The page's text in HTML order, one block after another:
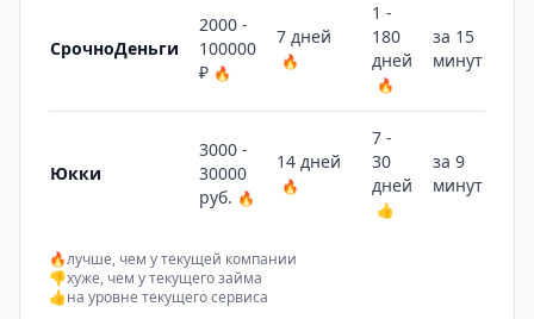
СрочноДеньги
2000 -
100000
₽ 🔥
7 дней
🔥
1 -
180
дней
🔥
за 15
минут
Юкки
3000 -
30000
руб. 🔥
14 дней
🔥
7 -
30
дней
👍
за 9
минут
🔥лучше, чем у текущей компании
👎хуже, чем у текущего займа
👍на уровне текущего сервиса